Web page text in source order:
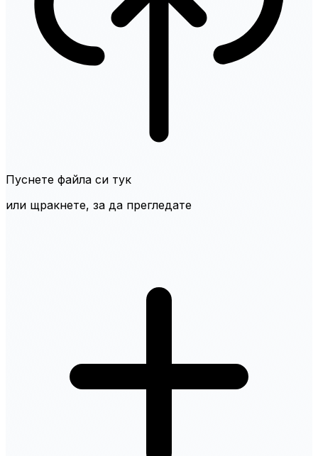
Пуснете файла си тук
или щракнете, за да прегледате